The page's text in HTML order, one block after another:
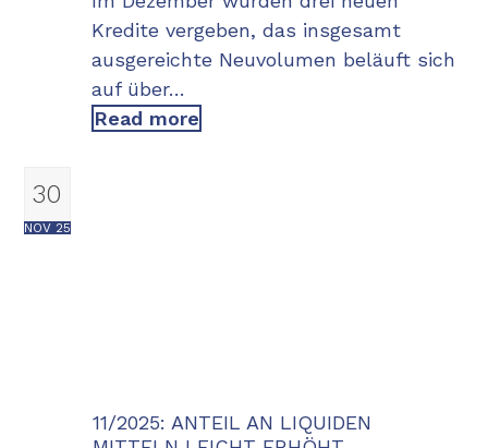
Kredite vergeben, das insgesamt
ausgereichte Neuvolumen beläuft sich
auf über…
Read more
30
NOV 25
11/2025: ANTEIL AN LIQUIDEN